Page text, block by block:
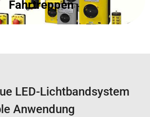
Fahrtreppen
LED-Lichtbandsystem
Anwendung